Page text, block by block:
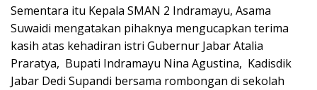
Sementara itu Kepala SMAN 2 Indramayu, Asama
Suwaidi mengatakan pihaknya mengucapkan terima
kasih atas kehadiran istri Gubernur Jabar Atalia
Praratya, Bupati Indramayu Nina Agustina, Kadisdik
Jabar Dedi Supandi bersama rombongan di sekolah